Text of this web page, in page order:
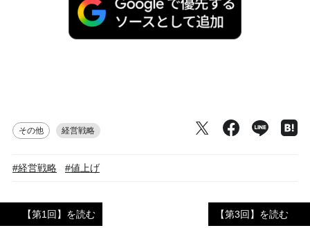
その他 経営戦略
#経営戦略 #値上げ
【第1回】を読む 【第3回】を読む